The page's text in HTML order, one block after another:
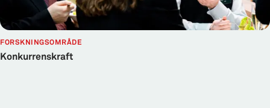
FORSKNINGSOMRÅDE
Konkurrenskraft